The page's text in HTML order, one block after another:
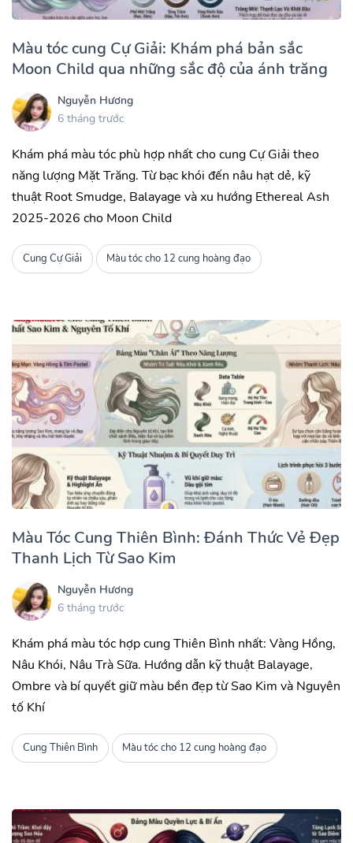
Màu tóc cung Cự Giải: Khám phá bản sắc
Moon Child qua những sắc độ của ánh trăng
Nguyễn Hương
6 tháng trước
Khám phá màu tóc phù hợp nhất cho cung Cự Giải theo
năng lượng Mặt Trăng. Từ bạc khói đến nâu hạt dẻ, kỹ
thuật Root Smudge, Balayage và xu hướng Ethereal Ash
2025-2026 cho Moon Child
Cung Cự Giải Màu tóc cho 12 cung hoàng đạo
Màu Tóc Cung Thiên Bình: Đánh Thức Vẻ Đẹp
Thanh Lịch Từ Sao Kim
Nguyễn Hương
6 tháng trước
Khám phá màu tóc hợp cung Thiên Bình nhất: Vàng Hồng,
Nâu Khói, Nâu Trà Sữa. Hướng dẫn kỹ thuật Balayage,
Ombre và bí quyết giữ màu bền đẹp từ Sao Kim và Nguyên
tố Khí
Cung Thiên Bình Màu tóc cho 12 cung hoàng đạo